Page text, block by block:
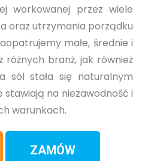
workowanej przez wiele
oraz utrzymania porządku
małe, średnie i
różnych branż, jak również
sól stała się naturalnym
na niezawodność i
warunkach.
ZAMÓW